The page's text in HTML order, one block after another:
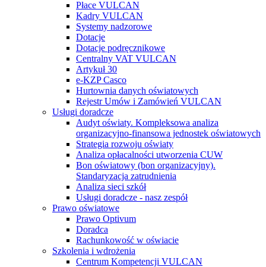
Płace VULCAN
Kadry VULCAN
Systemy nadzorowe
Dotacje
Dotacje podręcznikowe
Centralny VAT VULCAN
Artykuł 30
e-KZP Casco
Hurtownia danych oświatowych
Rejestr Umów i Zamówień VULCAN
Usługi doradcze
Audyt oświaty. Kompleksowa analiza
organizacyjno-finansowa jednostek oświatowych
Strategia rozwoju oświaty
Analiza opłacalności utworzenia CUW
Bon oświatowy (bon organizacyjny).
Standaryzacja zatrudnienia
Analiza sieci szkół
Usługi doradcze - nasz zespół
Prawo oświatowe
Prawo Optivum
Doradca
Rachunkowość w oświacie
Szkolenia i wdrożenia
Centrum Kompetencji VULCAN